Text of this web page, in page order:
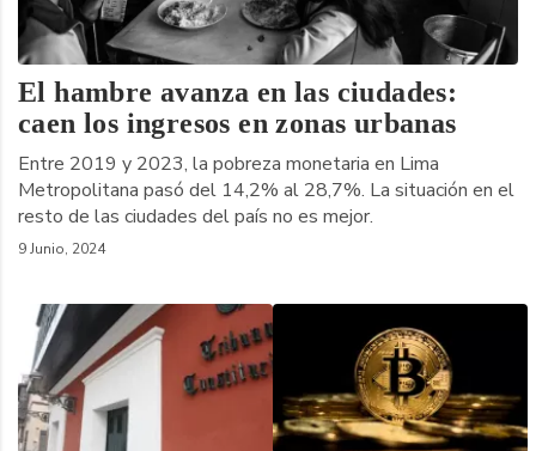
El hambre avanza en las ciudades:
caen los ingresos en zonas urbanas
Entre 2019 y 2023, la pobreza monetaria en Lima
Metropolitana pasó del 14,2% al 28,7%. La situación en el
resto de las ciudades del país no es mejor.
9 Junio, 2024